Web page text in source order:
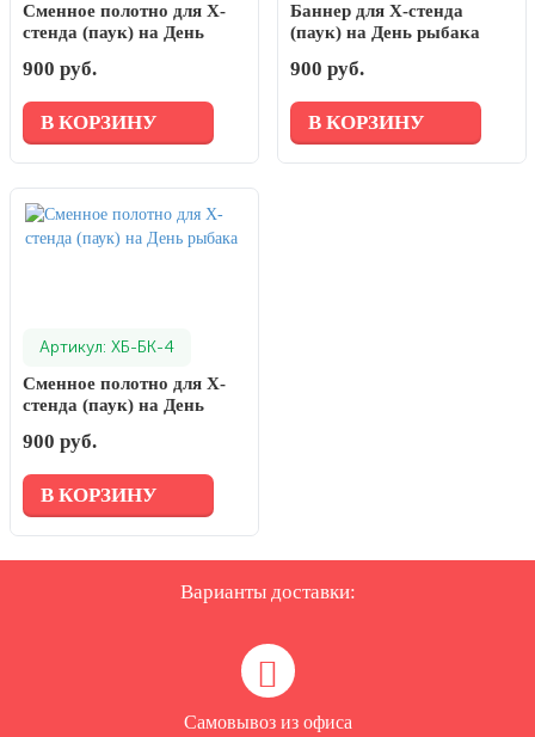
Сменное полотно для Х-
стенда (паук) на День
900 руб.
В КОРЗИНУ
Баннер для Х-стенда
(паук) на День рыбака
900 руб.
В КОРЗИНУ
Артикул: ХБ-БК-4
Сменное полотно для Х-
стенда (паук) на День
900 руб.
В КОРЗИНУ
Варианты доставки:
Самовывоз из офиса